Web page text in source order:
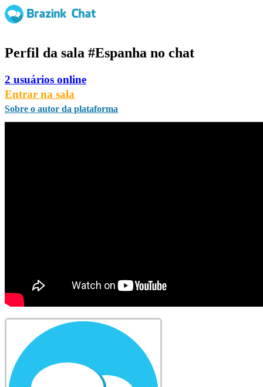
Perfil da sala #Espanha no chat
2 usuários online
Entrar na sala
Sobre o autor da plataforma